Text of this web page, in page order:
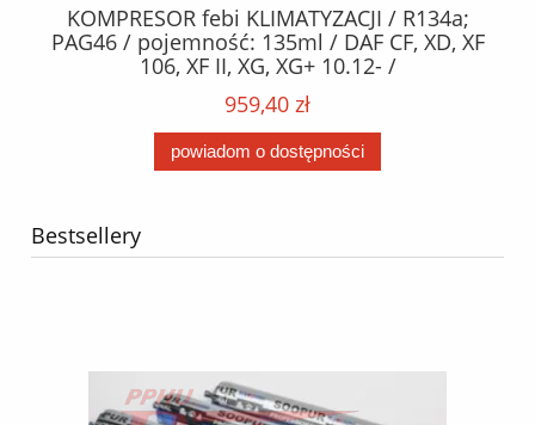
KOMPRESOR febi KLIMATYZACJI / R134a;
PAG46 / pojemność: 135ml / DAF CF, XD, XF
106, XF II, XG, XG+ 10.12- /
959,40 zł
powiadom o dostępności
Bestsellery